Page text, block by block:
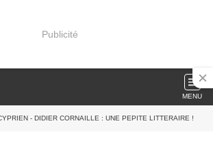
Publicité
MENU
- DIDIER CORNAILLE : UNE PEPITE LITTERAIRE !